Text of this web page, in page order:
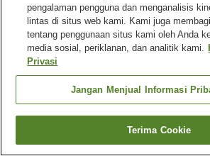
Fasilitas properti
Wi-Fi
Restoran
Area tertentu bisa merokok
Mesin
Jepang Chiba
Kota Urayasu
MyStays Shin Urayasu
Cari kamar
pengalaman pengguna dan menganalisis
lintas di situs web kami. Kami juga
tentang penggunaan situs kami oleh Anda
media sosial, periklanan, dan analitik kami.
Privasi
Jangan Menjual Informasi
Terima Cookie